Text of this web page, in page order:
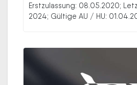
Erstzulassung: 08.05.2020;
2024; Gültige AU / HU: